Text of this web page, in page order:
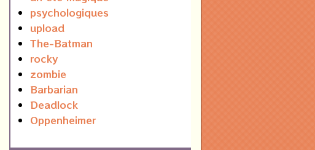
psychologiques
upload
The-Batman
rocky
zombie
Barbarian
Deadlock
Oppenheimer